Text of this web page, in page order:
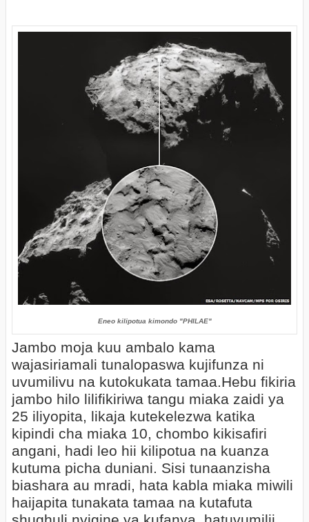
Eneo kilipotua kimondo "PHILAE"
Jambo moja kuu ambalo kama
wajasiriamali tunalopaswa kujifunza ni
uvumilivu na kutokukata tamaa.Hebu fikiria
jambo hilo lilifikiriwa tangu miaka zaidi ya
25 iliyopita, likaja kutekelezwa katika
kipindi cha miaka 10, chombo kikisafiri
angani, hadi leo hii kilipotua na kuanza
kutuma picha duniani. Sisi tunaanzisha
biashara au mradi, hata kabla miaka miwili
haijapita tunakata tamaa na kutafuta